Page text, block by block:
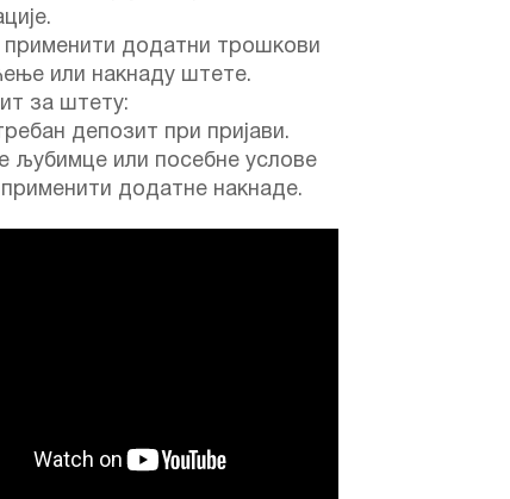
применити додатни трошкови
или накнаду штете.
за штету:
депозит при пријави.
љубимце или посебне услове
додатне накнаде.